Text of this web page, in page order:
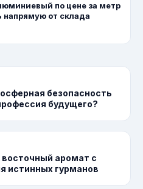
по цене за метр
напрямую от склада
безопасность
будущего?
аромат с
истинных гурманов